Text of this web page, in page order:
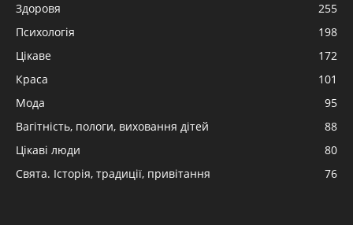
Здоровя
255
Психологія
198
Цікаве
172
Краса
101
Мода
95
Вагітність, пологи, виховання дітей
88
Цікаві люди
80
Свята. Історія, традиції, привітання
76